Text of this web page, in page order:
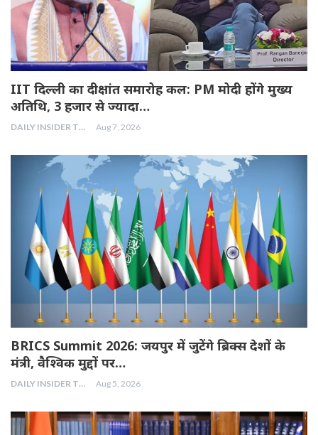
IIT दिल्ली का दीक्षांत समारोह कल: PM मोदी होंगे मुख्य
अतिथि, 3 हजार से ज्यादा…
DAILY INSIDER TEAM Aug 7, 2026
BRICS Summit 2026: जयपुर में जुटेंगे ब्रिक्स देशों के
मंत्री, वैश्विक मुद्दों पर…
DAILY INSIDER TEAM Aug 5, 2026